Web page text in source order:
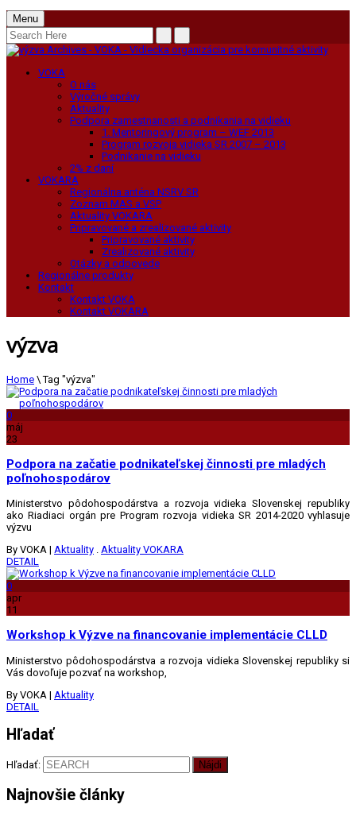
Menu
VOKA
O nás
Výročné správy
Aktuality
Podpora zamestnanosti a podnikania na vidieku
1. Mentoringový program – WEF 2013
Program rozvoja vidieka SR 2007 – 2013
Podnikanie na vidieku
2% z daní
VOKARA
Regionálna anténa NSRV SR
Zoznam MAS a VSP
Aktuality VOKARA
Pripravované a zrealizované aktivity
Pripravované aktivity
Zrealizované aktivity
Otázky a odpovede
Regionálne produkty
Kontakt
Kontakt VOKA
Kontakt VOKARA
výzva
Home \Tag "výzva"
0
máj
23
Podpora na začatie podnikateľskej činnosti pre mladých
poľnohospodárov
Ministerstvo pôdohospodárstva a rozvoja vidieka Slovenskej republiky
ako Riadiaci orgán pre Program rozvoja vidieka SR 2014-2020 vyhlasuje
výzvu
By VOKA | Aktuality . Aktuality VOKARA
DETAIL
0
apr
11
Workshop k Výzve na financovanie implementácie CLLD
Ministerstvo pôdohospodárstva a rozvoja vidieka Slovenskej republiky si
Vás dovoľuje pozvať na workshop,
By VOKA | Aktuality
DETAIL
Hľadať
Hľadať:
Najnovšie články